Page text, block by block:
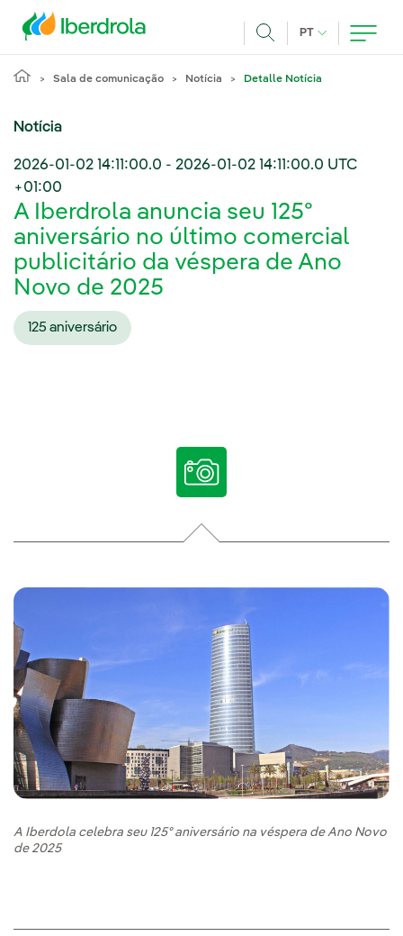
PT IDIOMA ATUAL,
Sala de comunicação Notícia Detalle Notícia
Notícia
2026-01-02 14:11:00.0 - 2026-01-02 14:11:00.0 UTC
+01:00
A Iberdrola anuncia seu 125º
aniversário no último comercial
publicitário da véspera de Ano
Novo de 2025
125 aniversário
A Iberdola celebra seu 125º aniversário na véspera de Ano Novo
de 2025